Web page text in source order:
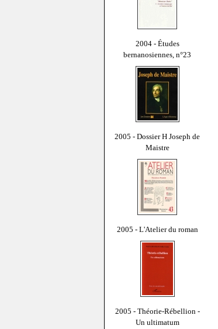
2004 - Études
bernanosiennes, n°23
2005 - Dossier H Joseph de
Maistre
2005 - L'Atelier du roman
2005 - Théorie-Rébellion -
Un ultimatum